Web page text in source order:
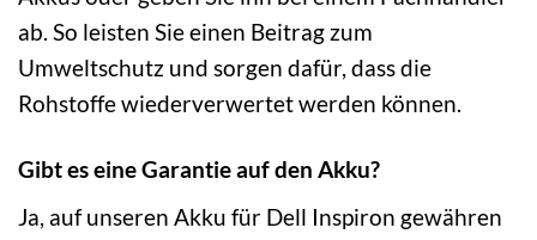
ab. So leisten Sie einen Beitrag zum
Umweltschutz und sorgen dafür, dass die
Rohstoffe wiederverwertet werden können.
Gibt es eine Garantie auf den Akku?
Ja, auf unseren Akku für Dell Inspiron gewähren